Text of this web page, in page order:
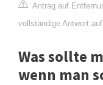
Antrag auf
vollständige Antwort
Was sollte
wenn man